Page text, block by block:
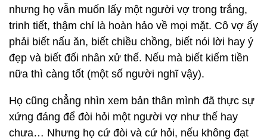
nhưng họ vẫn muốn lấy một người vợ trong trắng,
trinh tiết, thậm chí là hoàn hảo về mọi mặt. Cô vợ ấy
phải biết nấu ăn, biết chiều chồng, biết nói lời hay ý
đẹp và biết đối nhân xử thế. Nếu mà biết kiếm tiền
nữa thì càng tốt (một số người nghĩ vậy).
Họ cũng chẳng nhìn xem bản thân mình đã thực sự
xứng đáng để đòi hỏi một người vợ như thế hay
chưa… Nhưng họ cứ đòi và cứ hỏi, nếu không đạt